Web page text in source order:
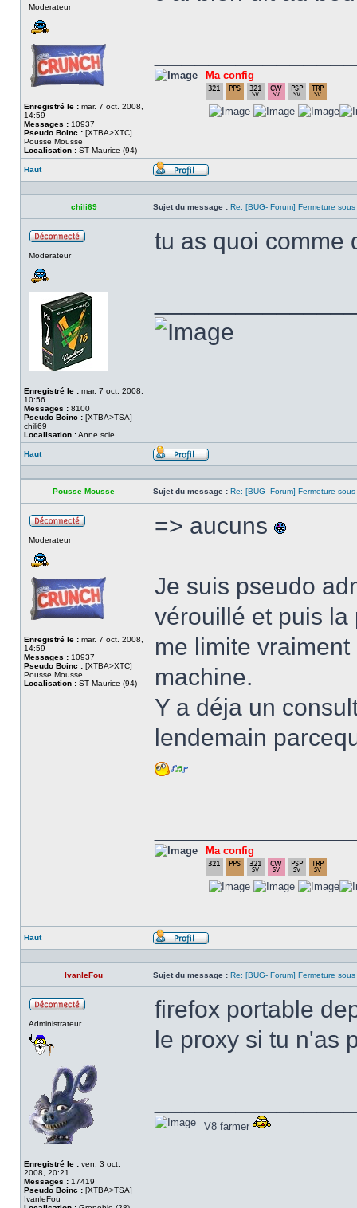
Moderateur
Enregistré le : mar. 7 oct. 2008,
14:59
Messages : 10937
Pseudo Boinc : [XTBA>XTC]
Pousse Mousse
Localisation : ST Maurice (94)
Ma config
Haut
Profil
chili69 Sujet du message : Re: [BUG- Forum] Fermeture
Moderateur
Enregistré le : mar. 7 oct. 2008,
10:56
Messages : 8100
Pseudo Boinc : [XTBA>TSA]
chili69
Localisation :Anne scie
tu as quoi comme
Haut
Profil
Pousse Mousse Sujet du message : Re: [BUG- Forum] Fermeture
Moderateur
Enregistré le : mar. 7 oct. 2008,
14:59
Messages : 10937
Pseudo Boinc : [XTBA>XTC]
Pousse Mousse
Localisation : ST Maurice (94)
=> aucuns
Je suis pseudo
vérouillé et puis la
me limite
machine.
Y a déja un
lendemain
Ma config
Haut
Profil
IvanleFou Sujet du message : Re: [BUG- Forum] Fermeture
Administrateur
Enregistré le : ven. 3 oct.
2008, 20:21
Messages : 17419
Pseudo Boinc : [XTBA>TSA]
IvanleFou
firefox portable
le proxy si tu n'as
V8 farmer